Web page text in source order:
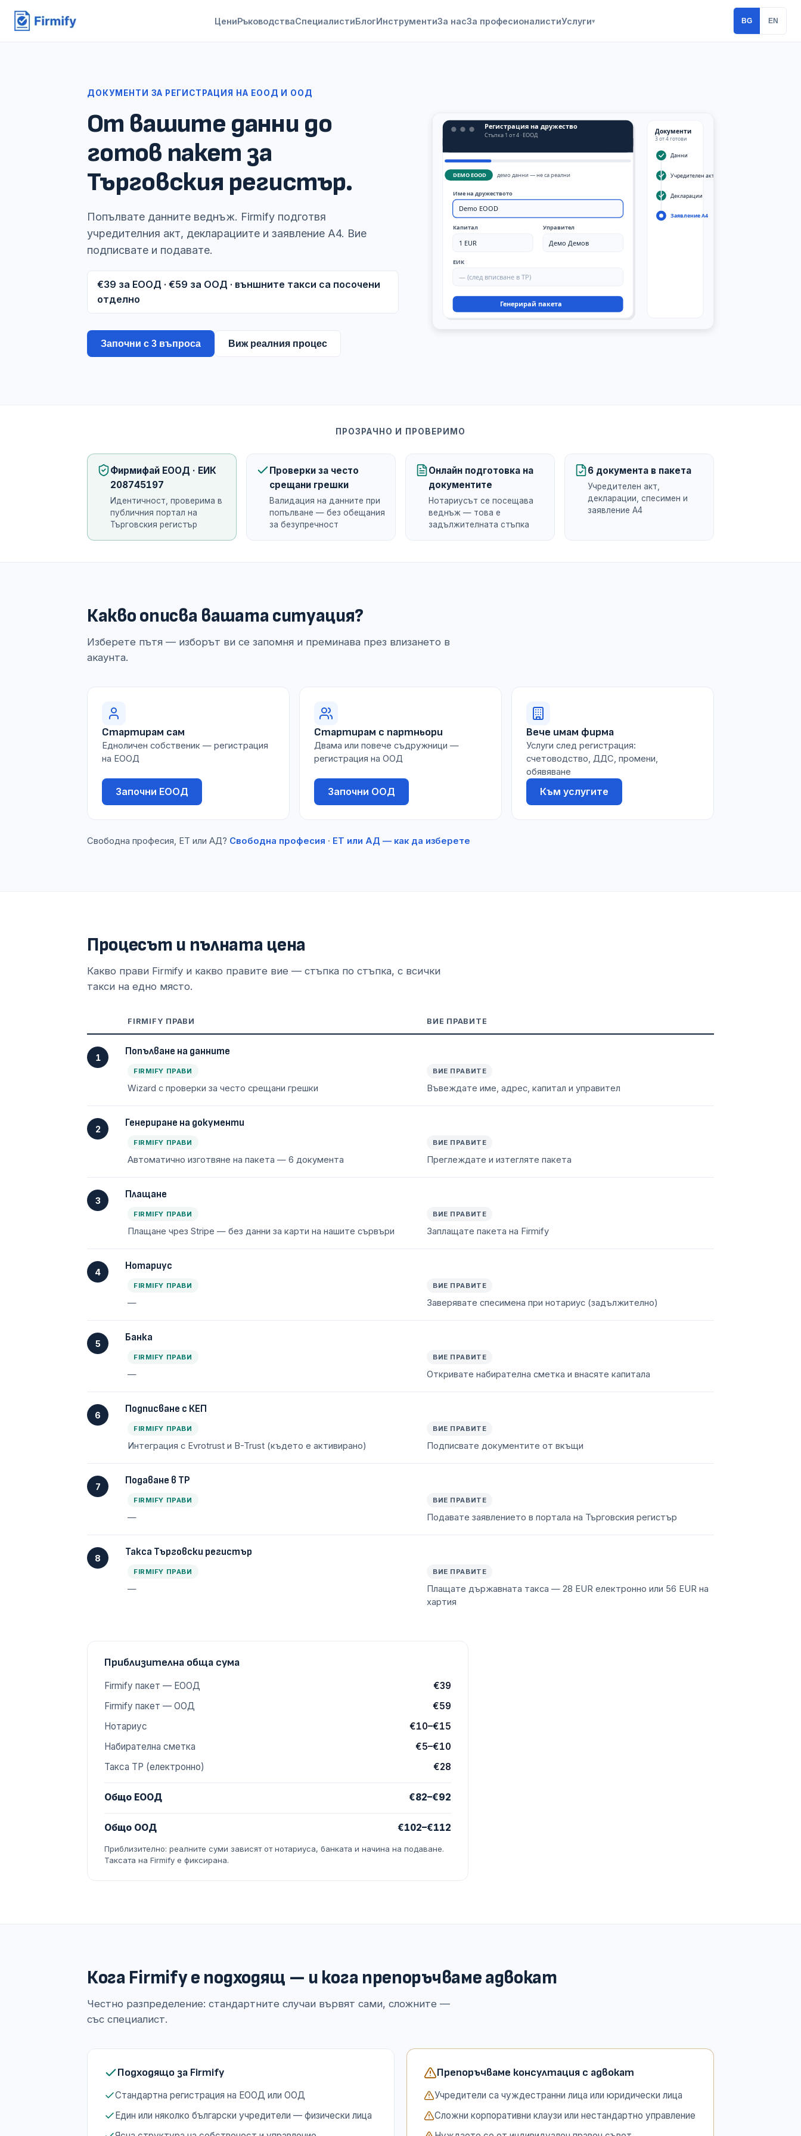
ЦениРъководстваСпециалистиБлогИнструментиЗа насЗа професионалистиУслуги▾ BG EN
ДОКУМЕНТИ ЗА РЕГИСТРАЦИЯ НА ЕООД И ООД
От вашите данни до
готов пакет за
Търговския регистър.
Попълвате данните веднъж. Firmify подготвя
учредителния акт, декларациите и заявление А4. Вие
подписвате и подавате.
€39 за ЕООД · €59 за ООД · външните такси са посочени
отделно
Започни с 3 въпроса Виж реалния процес
ПРОЗРАЧНО И ПРОВЕРИМО
Фирмифай ЕООД · ЕИК
208745197
Идентичност, проверима в
публичния портал на
Търговския регистър
Проверки за често
срещани грешки
Валидация на данните при
попълване — без обещания
за безупречност
Онлайн подготовка на
документите
Нотариусът се посещава
веднъж — това е
задължителната стъпка
6 документа в пакета
Учредителен акт,
декларации, спесимен и
заявление А4
Какво описва вашата ситуация?
Изберете пътя — изборът ви се запомня и преминава през влизането в
акаунта.
Стартирам сам
Едноличен собственик — регистрация
на ЕООД
Започни ЕООД
Стартирам с партньори
Двама или повече съдружници —
регистрация на ООД
Започни ООД
Вече имам фирма
Услуги след регистрация:
счетоводство, ДДС, промени,
обявяване
Към услугите
Свободна професия, ЕТ или АД? Свободна професия · ЕТ или АД — как да изберете
Процесът и пълната цена
Какво прави Firmify и какво правите вие — стъпка по стъпка, с всички
такси на едно място.
FIRMIFY ПРАВИ ВИЕ ПРАВИТЕ
1 Попълване на данните
FIRMIFY ПРАВИ
Wizard с проверки за често срещани грешки
ВИЕ ПРАВИТЕ
Въвеждате име, адрес, капитал и управител
2 Генериране на документи
FIRMIFY ПРАВИ
Автоматично изготвяне на пакета — 6 документа
ВИЕ ПРАВИТЕ
Преглеждате и изтегляте пакета
3 Плащане
FIRMIFY ПРАВИ
Плащане чрез Stripe — без данни за карти на нашите сървъри
ВИЕ ПРАВИТЕ
Заплащате пакета на Firmify
4 Нотариус
FIRMIFY ПРАВИ
—
ВИЕ ПРАВИТЕ
Заверявате спесимена при нотариус (задължително)
5 Банка
FIRMIFY ПРАВИ
—
ВИЕ ПРАВИТЕ
Откривате набирателна сметка и внасяте капитала
6 Подписване с КЕП
FIRMIFY ПРАВИ
Интеграция с Evrotrust и B-Trust (където е активирано)
ВИЕ ПРАВИТЕ
Подписвате документите от вкъщи
7 Подаване в ТР
FIRMIFY ПРАВИ
—
ВИЕ ПРАВИТЕ
Подавате заявлението в портала на Търговския регистър
8 Такса Търговски регистър
FIRMIFY ПРАВИ
—
ВИЕ ПРАВИТЕ
Плащате държавната такса — 28 EUR електронно или 56 EUR на
хартия
Приблизителна обща сума
Firmify пакет — ЕООД
€39
Firmify пакет — ООД
€59
Нотариус
€10–€15
Набирателна сметка
€5–€10
Такса ТР (електронно)
€28
Общо ЕООД €82–€92
Общо ООД €102–€112
Приблизително: реалните суми зависят от нотариуса, банката и начина на подаване.
Таксата на Firmify е фиксирана.
Кога Firmify е подходящ — и кога препоръчваме адвокат
Честно разпределение: стандартните случаи вървят сами, сложните —
със специалист.
Подходящо за Firmify
Стандартна регистрация на ЕООД или ООД
Един или няколко български учредители — физически лица
Препоръчваме консултация с адвокат
Учредители са чуждестранни лица или юридически лица
Сложни корпоративни клаузи или нестандартно управление